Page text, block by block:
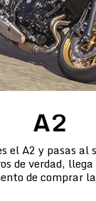
A2
el A2 y pasas al
de verdad,
de comprar